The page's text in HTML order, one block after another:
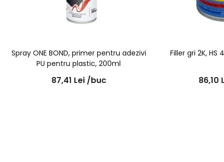
Spray ONE BOND, primer pentru adezivi
PU pentru plastic, 200ml
87,41 Lei /buc
Filler gri 2K, HS
86,10